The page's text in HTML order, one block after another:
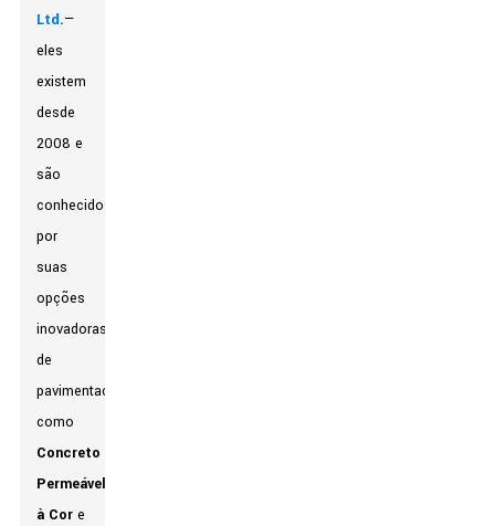
Ltd.—
eles
existem
desde
2008 e
são
conhecidos
por
suas
opções
inovadoras
de
pavimentação,
como
Concreto
Permeável
à Cor e